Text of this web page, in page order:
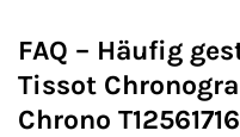
FAQ – Häufig
Tissot
Chrono